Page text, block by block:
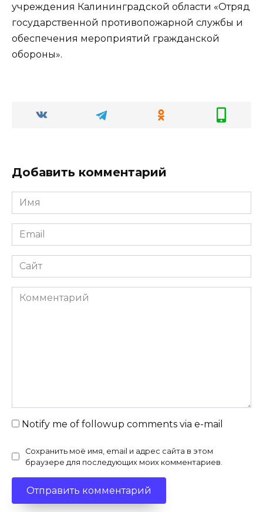
учреждения Калининградской области «Отряд
государственной противопожарной службы и
обеспечения мероприятий гражданской
обороны».
Добавить комментарий
Имя
Email
Сайт
Комментарий
Notify me of followup comments via e-mail
Сохранить моё имя, email и адрес сайта в этом
браузере для последующих моих комментариев.